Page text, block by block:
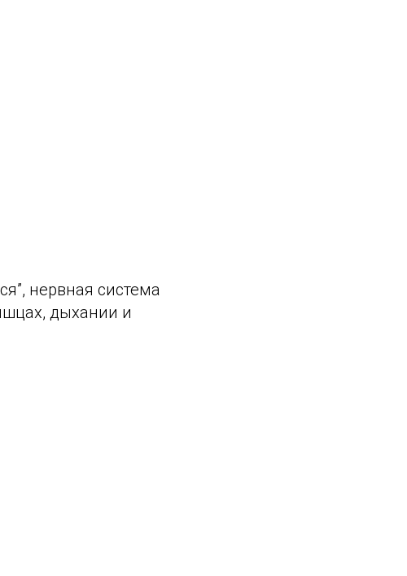
нервная система
дыхании и